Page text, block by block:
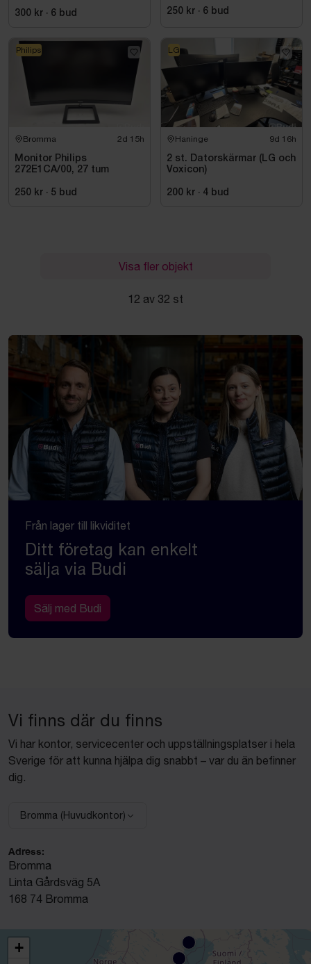
300 kr · 6 bud 250 kr · 6 bud
Bromma 2d 15h
Monitor Philips
272E1CA/00, 27 tum
250 kr · 5 bud
Philips
Haninge 9d 16h
2 st. Datorskärmar (LG och
Voxicon)
200 kr · 4 bud
LG
Visa fler objekt
12 av 32 st
Från lager till likviditet
Ditt företag kan enkelt
sälja via Budi
Sälj med Budi
Vi finns där du finns
Vi har kontor, servicecenter och uppställningsplatser i hela
Sverige för att kunna hjälpa dig snabbt – var du än befinner
dig.
Välj anläggning:
Bromma (Huvudkontor)
Adress:
Bromma
Linta Gårdsväg 5A
168 74 Bromma
+